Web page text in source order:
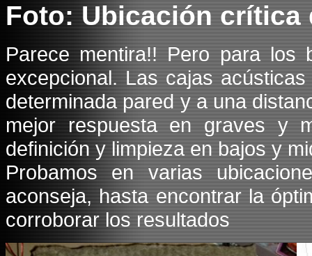
Foto: Ubicación crítica
Parece mentira!! Pero para los
excepcional. Las cajas
determinada pared y a una
mejor respuesta en graves y
definición y limpieza en bajos y
Probamos en varias
aconseja, hasta encontrar la
corroborar los resultados